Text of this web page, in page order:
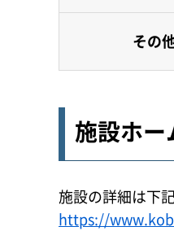
その
施設ホー
施設の詳細は下
https://